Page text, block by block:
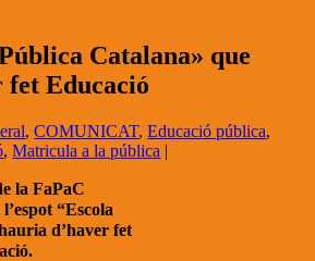
Catalana» que
fet Educació
,COMUNICAT,Educació pública,
,Matricula a la pública |
la FaPaC
“Escola
d’haver fet